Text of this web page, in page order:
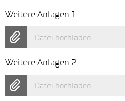
Weitere Anlagen 1
Datei hochladen
Weitere Anlagen 2
Datei hochladen